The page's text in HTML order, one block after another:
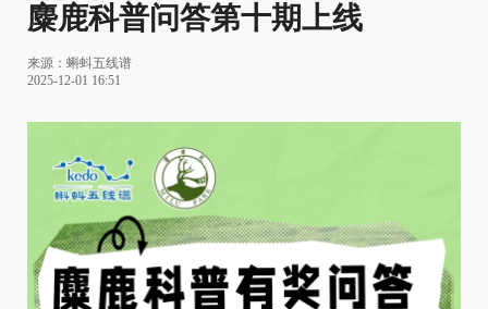
麋鹿科普问答第十期上线
来源： 蝌蚪五线谱
2025-12-01 16:51